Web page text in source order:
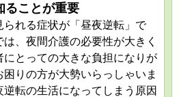
ることが重要
れる症状が「昼夜逆転」で
、夜間介護の必要性が大きく
にとっての大きな負担になりが
りの方が大勢いらっしゃいま
転の生活になってしまう原因